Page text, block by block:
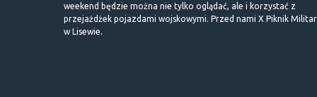
weekend będzie można nie tylko oglądać, ale i korzystać z
przejażdżek pojazdami wojskowymi. Przed nami X Piknik
w Lisewie.